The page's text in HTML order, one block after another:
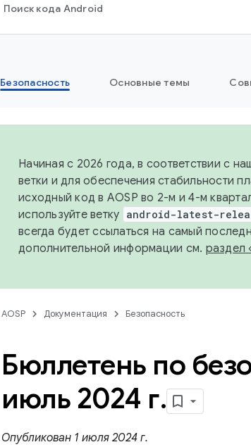
Поиск кода Android
Безопасность Основные темы
Начиная с 2026 года, в соответствии с
ветки и для обеспечения стабильности
исходный код в AOSP во 2-м и 4-м
используйте ветку android-latest-
всегда будет ссылаться на самый
дополнительной информации см. раздел
AOSP Документация Безопасность
Бюллетень по
июль 2024 г.
Опубликован 1 июля 2024 г.